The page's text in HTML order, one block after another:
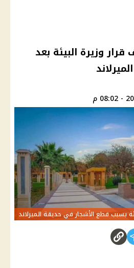
وزيرة البيئة بعد
بسبب قطع الأشجار في حديقة الميرلاند